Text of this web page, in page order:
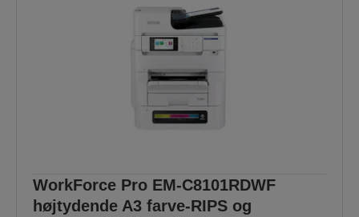
WorkForce Pro EM-C8101RDWF
højtydende A3 farve-RIPS og